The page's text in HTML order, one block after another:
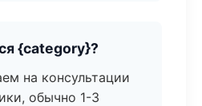
{category}?
на консультации
обычно 1-3